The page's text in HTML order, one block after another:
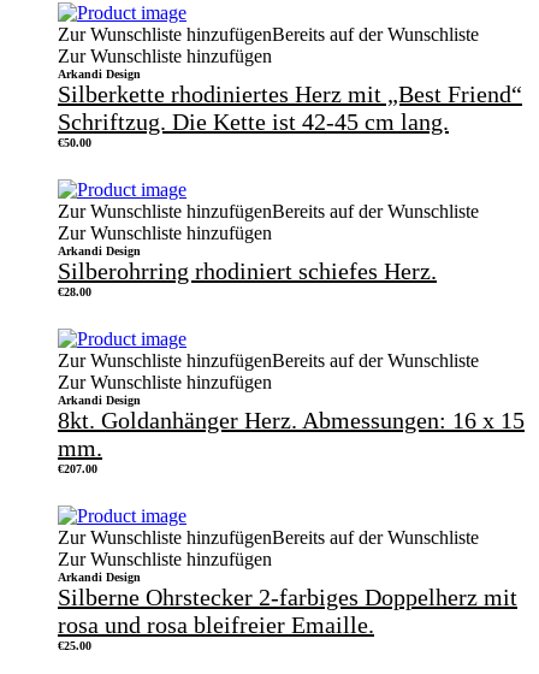
Zur Wunschliste hinzufügenBereits auf der Wunschliste
Zur Wunschliste hinzufügen
Arkandi Design
Silberkette rhodiniertes Herz mit „Best Friend“
Schriftzug. Die Kette ist 42-45 cm lang.
€50.00
Zur Wunschliste hinzufügenBereits auf der Wunschliste
Zur Wunschliste hinzufügen
Arkandi Design
Silberohrring rhodiniert schiefes Herz.
€28.00
Zur Wunschliste hinzufügenBereits auf der Wunschliste
Zur Wunschliste hinzufügen
Arkandi Design
8kt. Goldanhänger Herz. Abmessungen: 16 x 15
mm.
€207.00
Zur Wunschliste hinzufügenBereits auf der Wunschliste
Zur Wunschliste hinzufügen
Arkandi Design
Silberne Ohrstecker 2-farbiges Doppelherz mit
rosa und rosa bleifreier Emaille.
€25.00